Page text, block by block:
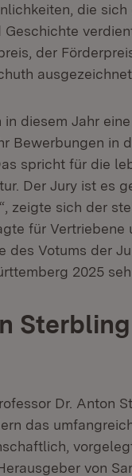
die
der
ausgezeichnet.
in diesem Jahr
Bewerbungen in
spricht für die
Der Jury ist es
zeigte sich der
für Vertriebene
des Votums der
2025
Dr. Anton
das
von